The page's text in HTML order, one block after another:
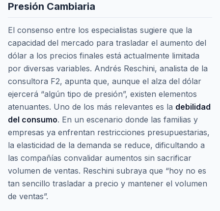
Presión Cambiaria
El consenso entre los especialistas sugiere que la
capacidad del mercado para trasladar el aumento del
dólar a los precios finales está actualmente limitada
por diversas variables. Andrés Reschini, analista de la
consultora F2, apunta que, aunque el alza del dólar
ejercerá “algún tipo de presión”, existen elementos
atenuantes. Uno de los más relevantes es la debilidad
del consumo. En un escenario donde las familias y
empresas ya enfrentan restricciones presupuestarias,
la elasticidad de la demanda se reduce, dificultando a
las compañías convalidar aumentos sin sacrificar
volumen de ventas. Reschini subraya que “hoy no es
tan sencillo trasladar a precio y mantener el volumen
de ventas”.